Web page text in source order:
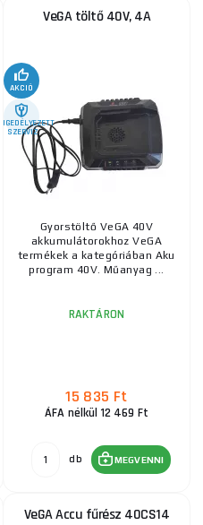
VeGA töltő 40V, 4A
AKCIÓ
ENGEDÉLYEZETT
SZERVIZ
Gyorstöltő VeGA 40V
akkumulátorokhoz VeGA
termékek a kategóriában Aku
program 40V. Műanyag ...
RAKTÁRON
15 835 Ft
ÁFA nélkül 12 469 Ft
db MEGVENNI
VeGA Accu fűrész 40CS14